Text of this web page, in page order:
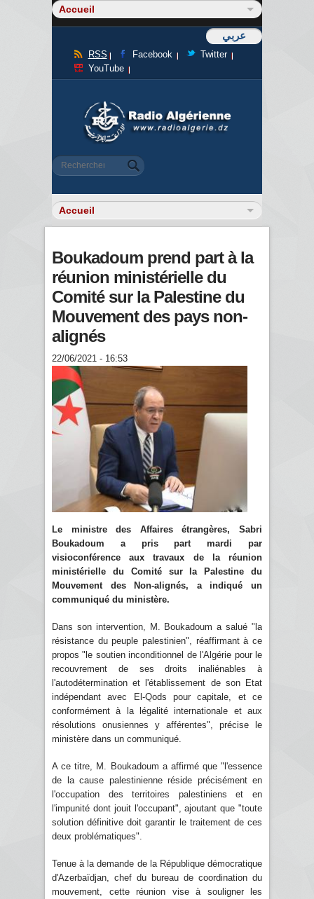
عربي
RSS Facebook
Twitter
YouTube
Formulaire de recherche
Rechercher
Boukadoum prend part à la
réunion ministérielle du
Comité sur la Palestine du
Mouvement des pays non-
alignés
22/06/2021 - 16:53
Le ministre des Affaires étrangères, Sabri
Boukadoum a pris part mardi par
visioconférence aux travaux de la réunion
ministérielle du Comité sur la Palestine du
Mouvement des Non-alignés, a indiqué un
communiqué du ministère.
Dans son intervention, M. Boukadoum a salué "la
résistance du peuple palestinien", réaffirmant à ce
propos "le soutien inconditionnel de l'Algérie pour le
recouvrement de ses droits inaliénables à
l'autodétermination et l'établissement de son Etat
indépendant avec El-Qods pour capitale, et ce
conformément à la légalité internationale et aux
résolutions onusiennes y afférentes", précise le
ministère dans un communiqué.
A ce titre, M. Boukadoum a affirmé que "l'essence
de la cause palestinienne réside précisément en
l'occupation des territoires palestiniens et en
l'impunité dont jouit l'occupant", ajoutant que "toute
solution définitive doit garantir le traitement de ces
deux problématiques".
Tenue à la demande de la République démocratique
d'Azerbaïdjan, chef du bureau de coordination du
mouvement, cette réunion vise à souligner les